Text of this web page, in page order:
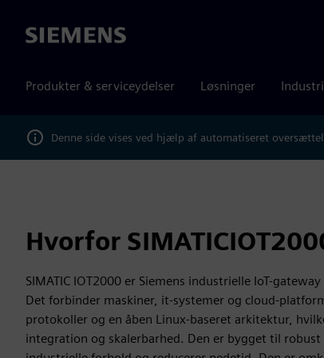
Siemens
Produkter & serviceydelser Løsninger
Denne side vises ved hjælp af automatiseret
Hvorfor
SIMATIC IOT2000 er Siemens industrielle IoT-
Det forbinder maskiner, it-systemer og cloud-
protokoller og en åben Linux-baseret arkitektur,
integration og skalerbarhed. Den er bygget til